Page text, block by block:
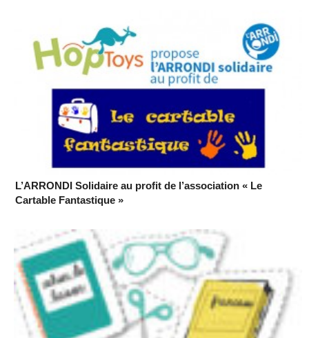
L’ARRONDI Solidaire au profit de l’association « Le
Cartable Fantastique »